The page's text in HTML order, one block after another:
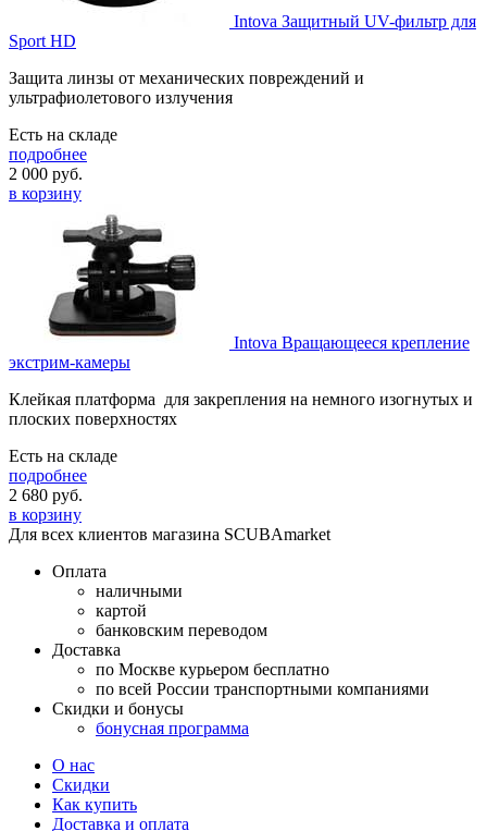
Intova Защитный UV-фильтр для
Sport HD
Защита линзы от механических повреждений и
ультрафиолетового излучения
Есть на складе
подробнее
2 000 руб.
в корзину
Intova Вращающееся крепление
экстрим-камеры
Клейкая платформа для закрепления на немного изогнутых и
плоских поверхностях
Есть на складе
подробнее
2 680 руб.
в корзину
Для всех клиентов магазина SCUBAmarket
Оплата
наличными
картой
банковским переводом
Доставка
по Москве курьером бесплатно
по всей России транспортными компаниями
Скидки и бонусы
бонусная программа
О нас
Скидки
Как купить
Доставка и оплата